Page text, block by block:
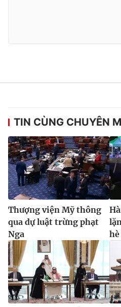
TIN CÙNG CHUYÊN
Thượng viện Mỹ thông
qua dự luật trừng phạt
Nga
hè